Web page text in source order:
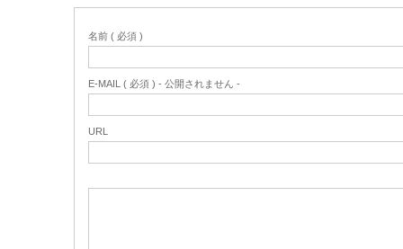
名前 ( 必須 )
E-MAIL ( 必須 ) - 公開されません -
URL